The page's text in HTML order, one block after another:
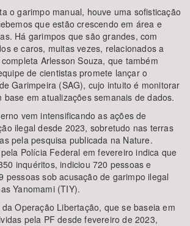
o garimpo manual, houve uma sofisticação
que estão crescendo em área e
Há garimpos que são grandes, com
e caros, muitas vezes, relacionados a
Arlesson Souza, que também
de cientistas promete lançar o
Garimpeira (SAG), cujo intuito é monitorar
base em atualizações semanais de dados.
vem intensificando as ações de
ilegal desde 2023, sobretudo nas terras
pela pesquisa publicada na Nature.
Polícia Federal em fevereiro indica que
inquéritos, indiciou 720 pessoas e
pessoas sob acusação de garimpo ilegal
Yanomami (TIY).
Operação Libertação, que se baseia em
pela PF desde fevereiro de 2023,